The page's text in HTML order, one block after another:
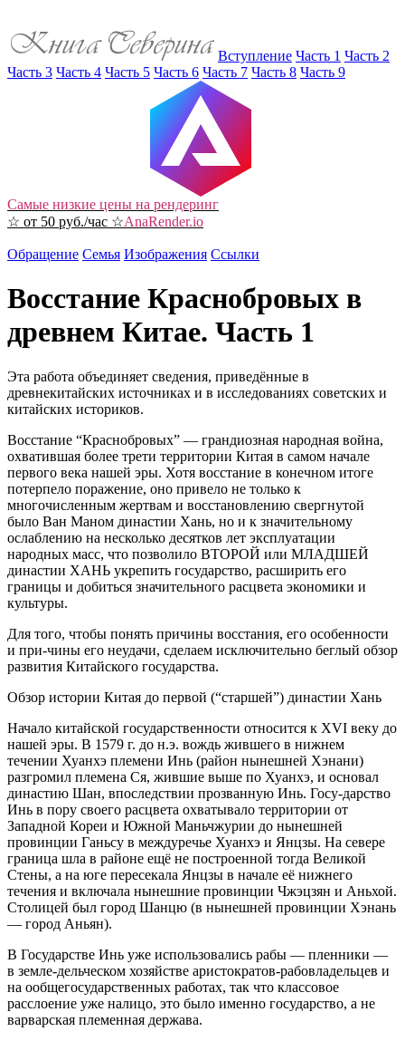
Вступление Часть 1 Часть 2
Часть 3 Часть 4 Часть 5 Часть 6 Часть 7 Часть 8 Часть 9
Самые низкие цены на рендеринг
☆ от 50 руб./час ☆AnaRender.io
Обращение Семья Изображения Ссылки
Восстание Краснобровых в
древнем Китае. Часть 1
Эта работа объединяет сведения, приведённые в
древнекитайских источниках и в исследованиях советских и
китайских историков.
Восстание “Краснобровых” — грандиозная народная война,
охватившая более трети территории Китая в самом начале
первого века нашей эры. Хотя восстание в конечном итоге
потерпело поражение, оно привело не только к
многочисленным жертвам и восстановлению свергнутой
было Ван Маном династии Хань, но и к значительному
ослаблению на несколько десятков лет эксплуатации
народных масс, что позволило ВТОРОЙ или МЛАДШЕЙ
династии ХАНЬ укрепить государство, расширить его
границы и добиться значительного расцвета экономики и
культуры.
Для того, чтобы понять причины восстания, его особенности
и при-чины его неудачи, сделаем исключительно беглый обзор
развития Китайского государства.
Обзор истории Китая до первой (“старшей”) династии Хань
Начало китайской государственности относится к XVI веку до
нашей эры. В 1579 г. до н.э. вождь жившего в нижнем
течении Хуанхэ племени Инь (район нынешней Хэнани)
разгромил племена Ся, жившие выше по Хуанхэ, и основал
династию Шан, впоследствии прозванную Инь. Госу-дарство
Инь в пору своего расцвета охватывало территории от
Западной Кореи и Южной Маньчжурии до нынешней
провинции Ганьсу в междуречье Хуанхэ и Янцзы. На севере
граница шла в районе ещё не построенной тогда Великой
Стены, а на юге пересекала Янцзы в начале её нижнего
течения и включала нынешние провинции Чжэцзян и Аньхой.
Столицей был город Шанцю (в нынешней провинции Хэнань
— город Аньян).
В Государстве Инь уже использовались рабы — пленники —
в земле-дельческом хозяйстве аристократов-рабовладельцев и
на ообщегосударственных работах, так что классовое
расслоение уже налицо, это было именно государство, а не
варварская племенная держава.